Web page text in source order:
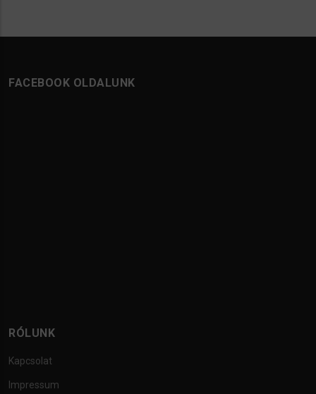
FACEBOOK OLDALUNK
RÓLUNK
Kapcsolat
Impressum